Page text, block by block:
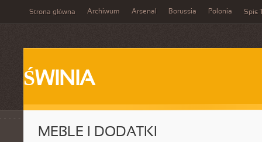
Strona główna Archiwum Arsenal Borussia Polonia Spis
ŚWINIA
MEBLE I DODATKI